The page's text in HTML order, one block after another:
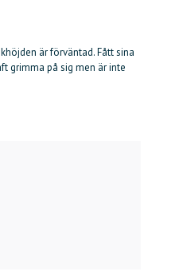
är förväntad. Fått sina
grimma på sig men är inte